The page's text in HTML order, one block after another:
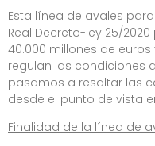
Esta línea de avales
Real Decreto-ley 25/
40.000 millones de
regulan las condiciones
pasamos a resaltar las
desde el punto de vista
Finalidad de la línea de